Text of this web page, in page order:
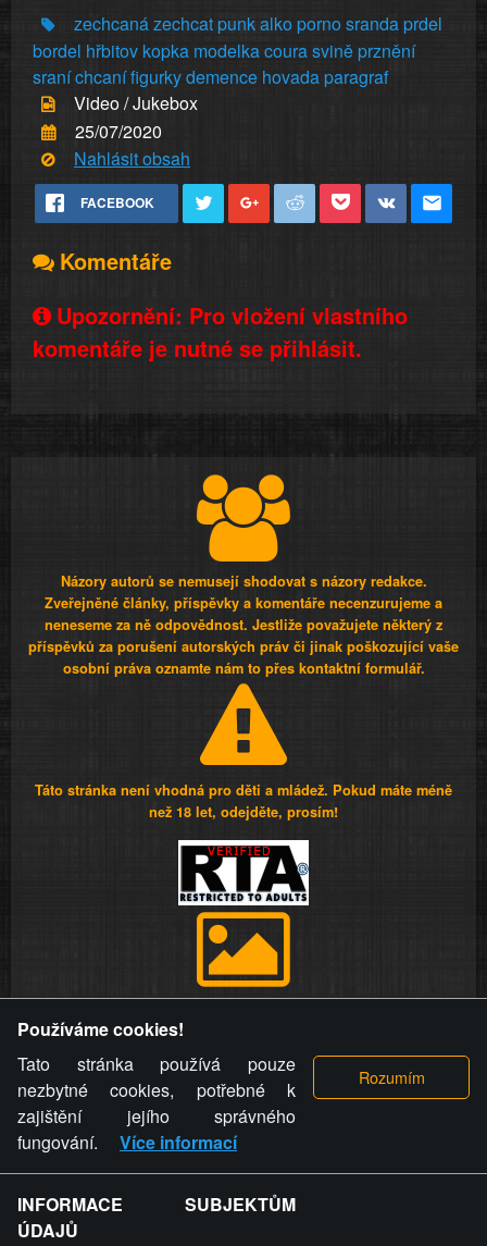
zechcanázechcatpunkalkopornosrandaprdel
bordel hřbitov kopka modelkacourasviněprznění
sraníchcanífigurkydemence hovadaparagraf
Video / Jukebox
25/07/2020
Nahlásit obsah
FACEBOOK
Komentáře
Upozornění: Pro vložení vlastního
komentáře je nutné se přihlásit.
Názory autorů se nemusejí shodovat s názory redakce.
Zveřejněné články, příspěvky a komentáře necenzurujeme a
neneseme za ně odpovědnost. Jestliže považujete některý z
příspěvků za porušení autorských práv či jinak poškozující vaše
osobní práva oznamte nám to přes kontaktní formulář.
Táto stránka není vhodná pro děti a mládež. Pokud máte méně
než 18 let, odejděte, prosím!
videa a komentáře. Osoba, které se toto opatření provozovatele
stránky týče, ani osoba, která umístila fotografii nebo video na
stránku, nemůže z důvodu odstranění fotografie, videa nebo
komentáře pro výše uvedenou okolnost uplatnit vůči
provozovateli stránky žádný nárok na náhradu škody nebo
nemajetkové újmy.
ZVRÁCENÝ.CZ - Svět není zvrácenej. To jen
Používáme cookies!
Tato stránka používá pouze
nezbytné cookies, potřebné k
zajištění jejího správného
fungování.
Více informací
INFORMACE SUBJEKTŮM
ÚDAJŮ